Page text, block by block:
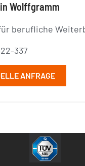
Wolffgramm
berufliche
337
ANFRAGE